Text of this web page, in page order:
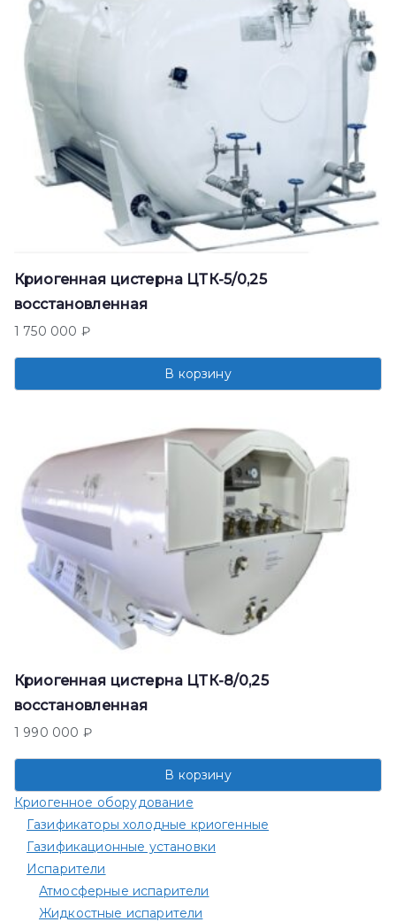
Криогенная цистерна ЦТК-5/0,25
восстановленная
1 750 000 ₽
В корзину
Криогенная цистерна ЦТК-8/0,25
восстановленная
1 990 000 ₽
В корзину
Криогенное оборудование
Газификаторы холодные криогенные
Газификационные установки
Испарители
Атмосферные испарители
Жидкостные испарители